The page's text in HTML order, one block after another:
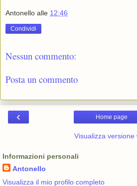
Antonello alle 12:46
Condividi
Nessun commento:
Posta un commento
‹ Home page
Visualizza versione
Informazioni personali
Antonello
Visualizza il mio profilo completo